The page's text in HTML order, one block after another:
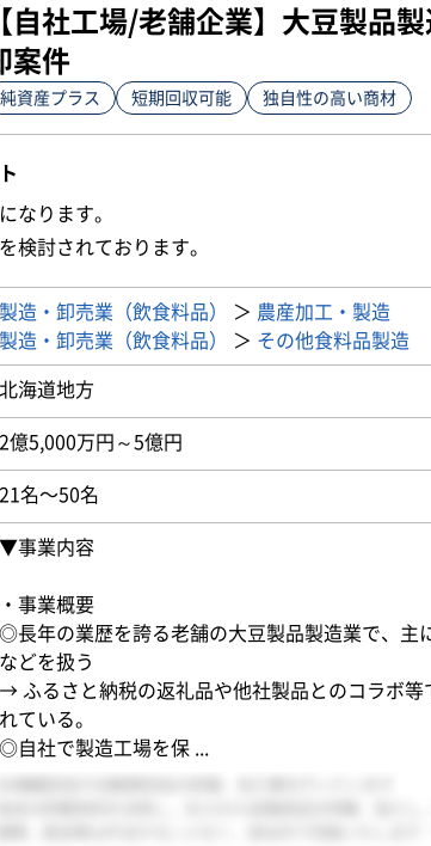
【自社工場/老舗企業】大豆製品
案件
純資産プラス 短期回収可能 独自性の高い商材
なります。
検討されております。
製造・卸売業（飲食料品） ＞ 農産加工・製造
製造・卸売業（飲食料品）
＞ その他食料品製造
北海道地方
2億5,000万円～5億円
21名〜50名
▼事業内容
・事業概要
◎長年の業歴を誇る老舗の大豆製品製造業で、主
などを扱う
→ ふるさと納税の返礼品や他社製品とのコラボ等
れている。
◎自社で製造工場を保